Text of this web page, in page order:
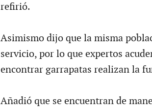
refirió.
Asimismo dijo que la misma
servicio, por lo que expertos
encontrar garrapatas realizan la
Añadió que se encuentran de